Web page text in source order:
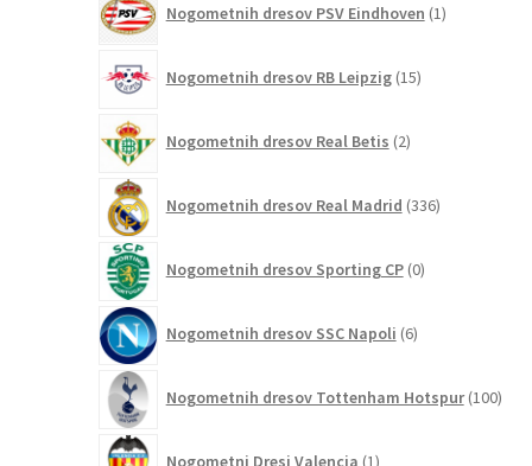
Nogometnih dresov PSV Eindhoven 1izdelek
Nogometnih dresov RB Leipzig 15izdelkov
Nogometnih dresov Real Betis 2izdelka
Nogometnih dresov Real Madrid 336izdelkov
Nogometnih dresov Sporting CP 0izdelkov
Nogometnih dresov SSC Napoli 6izdelkov
Nogometnih dresov Tottenham Hotspur 100
Nogometni Dresi Valencia 1